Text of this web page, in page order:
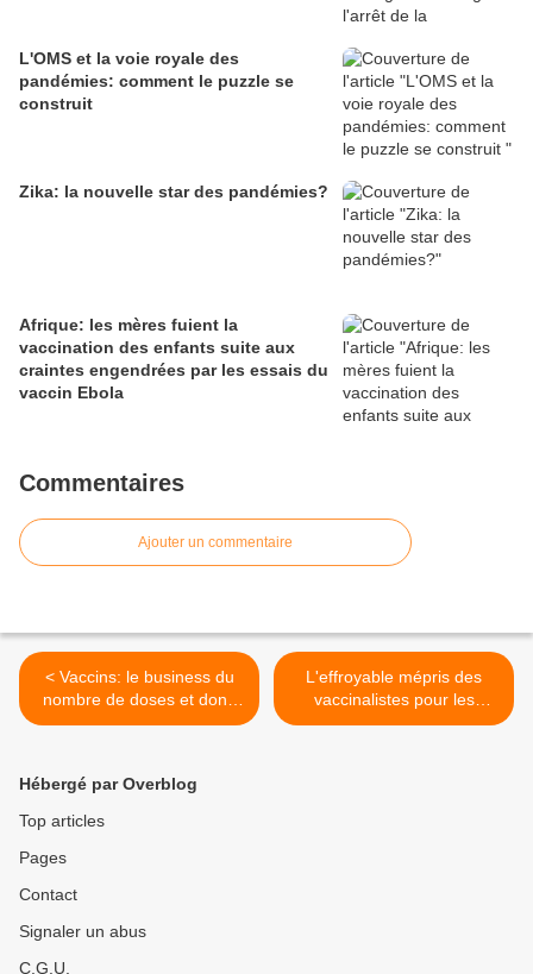
L'OMS et la voie royale des
pandémies: comment le puzzle se
construit
Zika: la nouvelle star des pandémies?
Afrique: les mères fuient la
vaccination des enfants suite aux
craintes engendrées par les essais du
vaccin Ebola
Commentaires
Ajouter un commentaire
< Vaccins: le business du
nombre de doses et donc
de l'âge auquel on
L'effroyable mépris des
vaccinalistes pour les
patients les plus fragiles! >
Hébergé par Overblog
Top articles
Pages
Contact
Signaler un abus
C.G.U.